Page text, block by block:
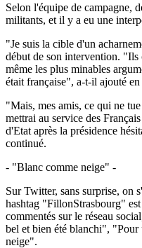
Selon l'équipe de campagne,
militants, et il y a eu une
"Je suis la cible d'un
début de son intervention. "Ils
même les plus minables
était française", a-t-il ajouté en
"Mais, mes amis, ce qui ne
mettrai au service des
d'Etat après la présidence
continué.
- "Blanc comme neige" -
Sur Twitter, sans surprise, on
hashtag "FillonStrasbourg"
commentés sur le réseau
bel et bien été blanchi",
neige".